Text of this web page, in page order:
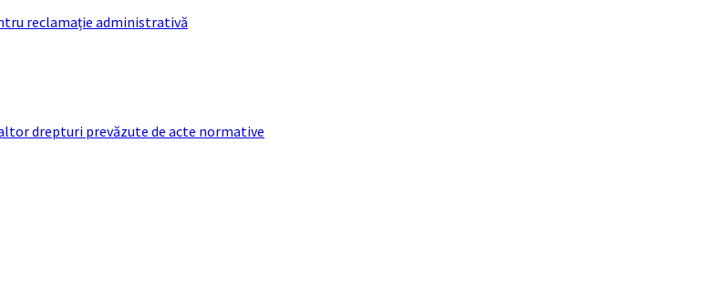
reclamație administrativă
drepturi prevăzute de acte normative